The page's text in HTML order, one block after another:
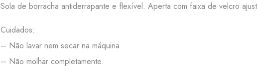
Sola de borracha antiderrapante e flexível. Aperta com faixa de velcro
Cuidados:
– Não lavar nem secar na máquina.
– Não molhar completamente.